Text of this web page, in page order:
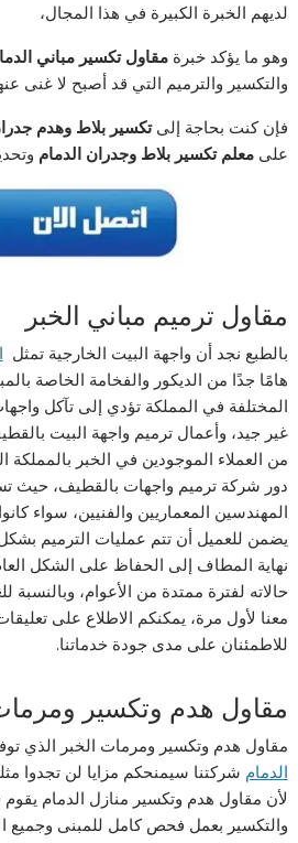
لديهم الخبرة الكبيرة في هذا المجال،
وهو ما يؤكد خبرةمقاول تكسير مباني
والتكسير والترميم التي قد أصبح لا غنى
فإن كنت بحاجة إلىتكسير بلاط وهدم
علىمعلم تكسير بلاط وجدران الدمام
مقاول ترميم مباني الخبر
بالطبع نجد أن واجهة البيت الخارجية تمثل
هامًا جدًا من الديكور والفخامة الخاصة
المختلفة في المملكة تؤدي إلى تآكل
غير جيد، وأعمال ترميم واجهة البيت
من العملاء الموجودين في الخبر بالمملكة
دور شركة ترميم واجهات بالقطيف، حيث
المهندسين المعماريين والفنيين، سواء
يضمن للعميل أن تتم عمليات الترميم
نهاية المطاف إلى الحفاظ على الشكل
حالاته لفترة ممتدة من الأعوام، وبالنسبة
معنا لأول مرة، يمكنكم الاطلاع على
للاطمئنان على مدى جودة خدماتنا.
مقاول هدم وتكسير
مقاول هدم وتكسير ومرمات الخبر الذي
الدمام شركتنا سيمنحكم مزايا لن تجدوا
لأن مقاول هدم وتكسير منازل الدمام
والتكسير بعمل فحص كامل للمبنى وجميع